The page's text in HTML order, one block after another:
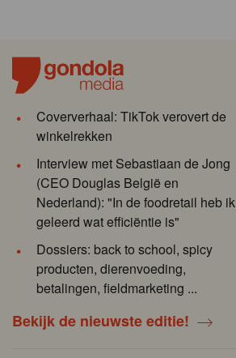
Coververhaal: TikTok verovert de
winkelrekken
Interview met Sebastiaan de Jong
(CEO Douglas België en
Nederland): "In de foodretail heb ik
geleerd wat efficiëntie is"
Dossiers: back to school, spicy
producten, dierenvoeding,
betalingen, fieldmarketing ...
Bekijk de nieuwste editie!